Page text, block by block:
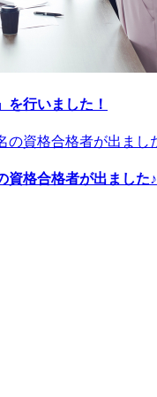
を行いました！
資格合格者が出ました♪